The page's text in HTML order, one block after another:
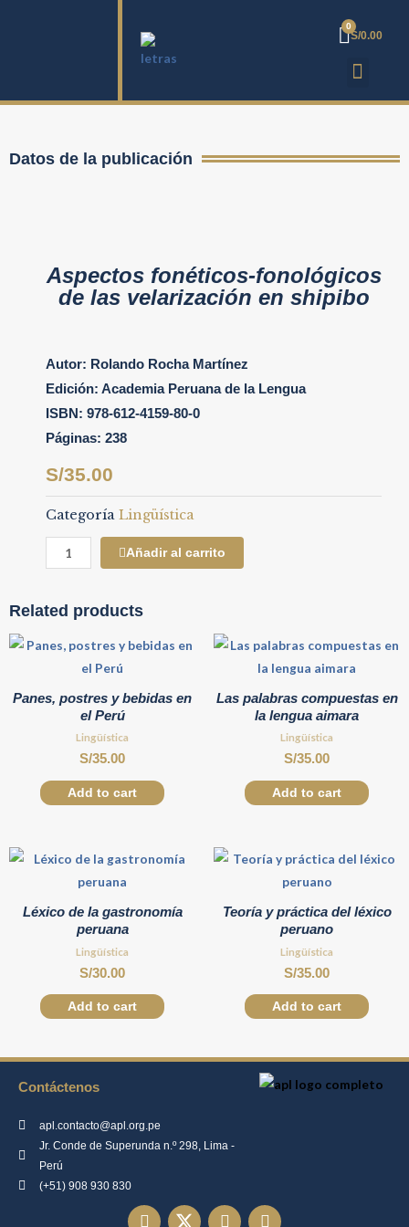
S/0.00
Datos de la publicación
Aspectos fonéticos-fonológicos
de las velarización en shipibo
Autor: Rolando Rocha Martínez
Edición: Academia Peruana de la Lengua
ISBN: 978-612-4159-80-0
Páginas: 238
S/35.00
Categoría Lingüística
Añadir al carrito
Related products
Panes, postres y bebidas en
el Perú
Lingüística
S/35.00
Add to cart
Las palabras compuestas en
la lengua aimara
Lingüística
S/35.00
Add to cart
Léxico de la gastronomía
peruana
Lingüística
S/30.00
Add to cart
Teoría y práctica del léxico
peruano
Lingüística
S/35.00
Add to cart
Contáctenos
apl.contacto@apl.org.pe
Jr. Conde de Superunda n.º 298, Lima -
Perú
(+51) 908 930 830